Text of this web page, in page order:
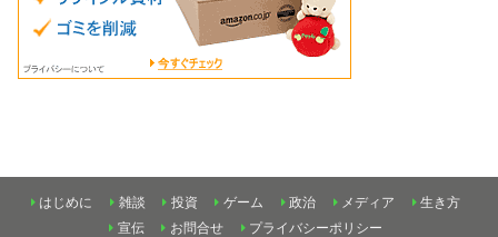
はじめに 雑談 投資 ゲーム 政治 メディア
生き方
宣伝
お問合せ プライバシーポリシー